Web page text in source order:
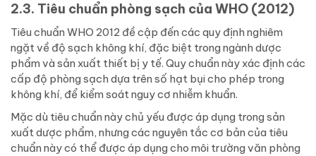
2.3. Tiêu chuẩn phòng sạch của WHO (2012)
Tiêu chuẩn WHO 2012 đề cập đến các quy định nghiêm
ngặt về độ sạch không khí, đặc biệt trong ngành dược
phẩm và sản xuất thiết bị y tế. Quy chuẩn này xác định các
cấp độ phòng sạch dựa trên số hạt bụi cho phép trong
không khí, để kiểm soát nguy cơ nhiễm khuẩn.
Mặc dù tiêu chuẩn này chủ yếu được áp dụng trong sản
xuất dược phẩm, nhưng các nguyên tắc cơ bản của tiêu
chuẩn này có thể được áp dụng cho môi trường văn phòng